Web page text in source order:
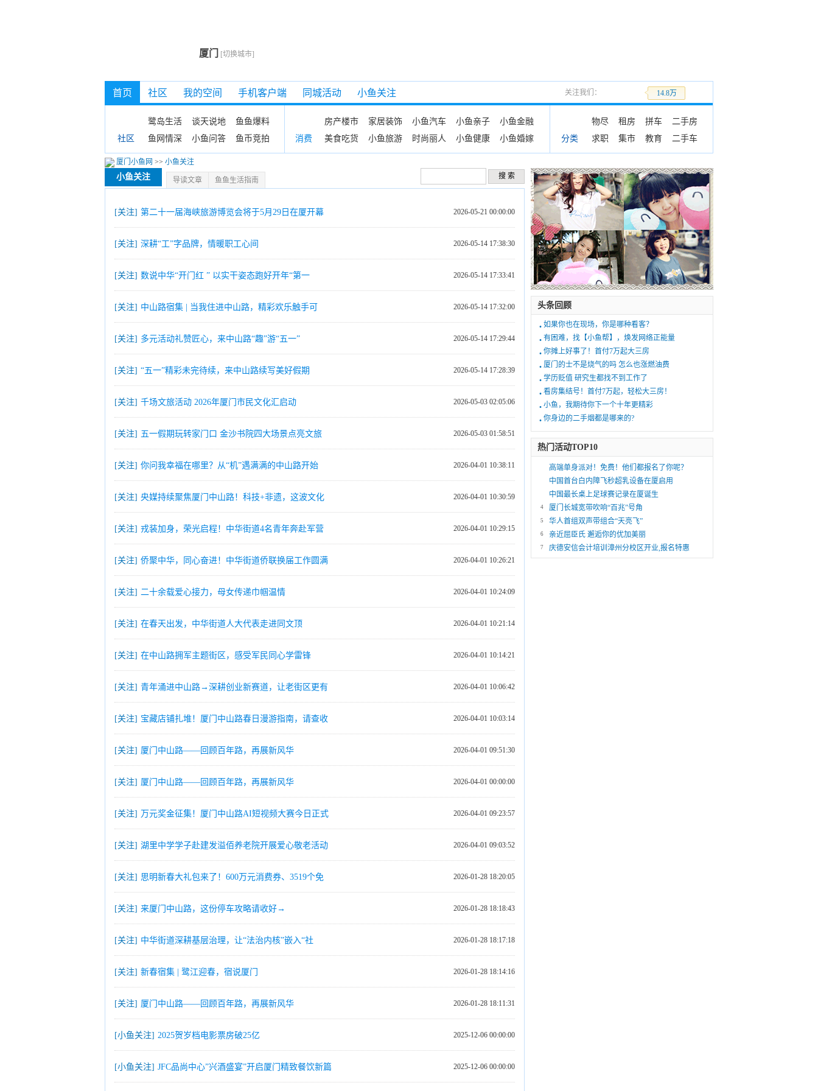
厦门 [切换城市]
首页 社区 我的空间 手机客户端 同城活动 小鱼关注 关注我们： 14.8万
社区
鹭岛生活 谈天说地
鱼鱼爆料
鱼网情深
小鱼问答 鱼币竞拍 消费
房产楼市 家居装饰 小鱼汽车 小鱼亲子
小鱼金融
美食吃货
小鱼旅游 时尚丽人 小鱼健康 小鱼婚嫁 分类
物尽 租房 拼车
二手房
求职
集市 教育 二手车
厦门小鱼网 >> 小鱼关注
小鱼关注 导读文章 鱼鱼生活指南
[关注] 第二十一届海峡旅游博览会将于5月29日在厦开幕 2026-05-21 00:00:00
[关注] 深耕“工”字品牌，情暖职工心间 2026-05-14 17:38:30
[关注] 数说中华“开门红 ” 以实干姿态跑好开年“第一 2026-05-14 17:33:41
[关注] 中山路宿集 | 当我住进中山路，精彩欢乐触手可 2026-05-14 17:32:00
[关注] 多元活动礼赞匠心，来中山路“趣”游“五一” 2026-05-14 17:29:44
[关注] “五一”精彩未完待续，来中山路续写美好假期 2026-05-14 17:28:39
[关注] 千场文旅活动 2026年厦门市民文化汇启动 2026-05-03 02:05:06
[关注] 五一假期玩转家门口 金沙书院四大场景点亮文旅 2026-05-03 01:58:51
[关注] 你问我幸福在哪里？从“机”遇满满的中山路开始 2026-04-01 10:38:11
[关注] 央媒持续聚焦厦门中山路！科技+非遗，这波文化 2026-04-01 10:30:59
[关注] 戎装加身，荣光启程！中华街道4名青年奔赴军营 2026-04-01 10:29:15
[关注] 侨聚中华，同心奋进！中华街道侨联换届工作圆满 2026-04-01 10:26:21
[关注] 二十余载爱心接力，母女传递巾帼温情 2026-04-01 10:24:09
[关注] 在春天出发，中华街道人大代表走进同文顶 2026-04-01 10:21:14
[关注] 在中山路拥军主题街区，感受军民同心学雷锋 2026-04-01 10:14:21
[关注] 青年涌进中山路→深耕创业新赛道，让老街区更有 2026-04-01 10:06:42
[关注] 宝藏店铺扎堆！厦门中山路春日漫游指南，请查收 2026-04-01 10:03:14
[关注] 厦门中山路——回顾百年路，再展新风华 2026-04-01 09:51:30
[关注] 厦门中山路——回顾百年路，再展新风华 2026-04-01 00:00:00
[关注] 万元奖金征集！厦门中山路AI短视频大赛今日正式 2026-04-01 09:23:57
[关注] 湖里中学学子赴建发溢佰养老院开展爱心敬老活动 2026-04-01 09:03:52
[关注] 思明新春大礼包来了！600万元消费券、3519个免 2026-01-28 18:20:05
[关注] 来厦门中山路，这份停车攻略请收好→ 2026-01-28 18:18:43
[关注] 中华街道深耕基层治理，让“法治内核”嵌入“社 2026-01-28 18:17:18
[关注] 新春宿集 | 鹭江迎春，宿说厦门 2026-01-28 18:14:16
[关注] 厦门中山路——回顾百年路，再展新风华 2026-01-28 18:11:31
[小鱼关注] 2025贺岁档电影票房破25亿 2025-12-06 00:00:00
[小鱼关注] JFC品尚中心”兴酒盛宴”开启厦门精致餐饮新篇 2025-12-06 00:00:00
头条回顾
· 如果你也在现场，你是哪种看客？
· 有困难，找【小鱼帮】，焕发网络正能量
· 你摊上好事了！首付7万起大三房
· 厦门的士不是烧气的吗 怎么也涨燃油费
· 学历贬值 研究生都找不到工作了
· 看房集结号！首付7万起，轻松大三房！
· 小鱼，我期待你下一个十年更精彩
· 你身边的二手烟都是哪来的?
热门活动TOP10
高端单身派对！免费！他们都报名了你呢？
中国首台白内障飞秒超乳设备在厦启用
中国最长桌上足球赛记录在厦诞生
4 厦门长城宽带吹响“百兆”号角
5 华人首组双声带组合“天亮飞”
6 亲近屈臣氏 邂逅你的优加美丽
7 庆德安信会计培训漳州分校区开业,报名特惠